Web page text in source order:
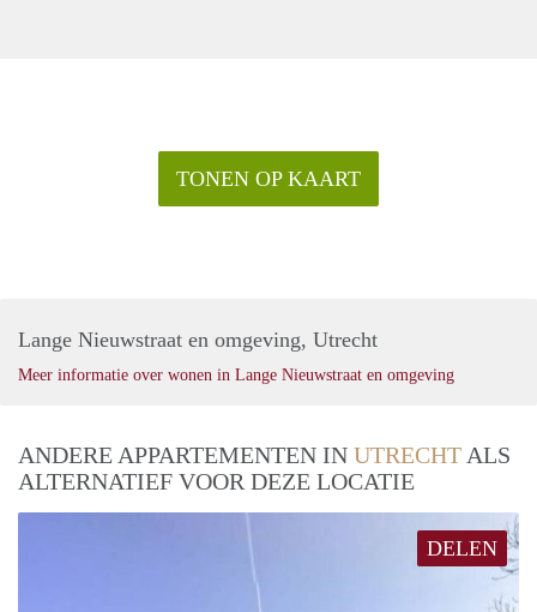
TONEN OP KAART
Lange Nieuwstraat en omgeving, Utrecht
Meer informatie over wonen in Lange Nieuwstraat en omgeving
ANDERE APPARTEMENTEN IN UTRECHT ALS
ALTERNATIEF VOOR DEZE LOCATIE
DELEN